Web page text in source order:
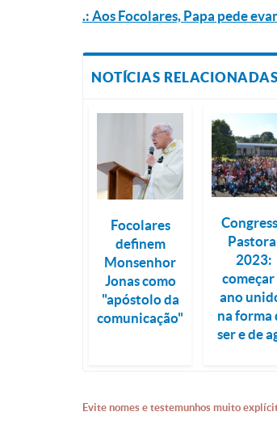
.: Aos Focolares, Papa pede
NOTÍCIAS RELACIONADAS
Focolares
definem
Monsenhor
Jonas como
"apóstolo da
comunicação"
2023:
começar
ano
na forma
ser e de
Evite nomes e testemunhos muito